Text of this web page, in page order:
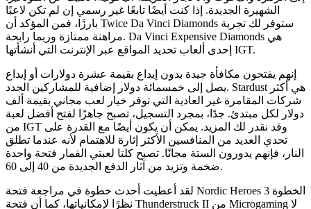
الشهيرة الجديدة. إذا كنت أيضًا تابعًا غير رسمي إن لم تكن لاعبًا
بارزًا، فمن المؤكد أن Twice Da Vinci Diamonds ستوفر لك تجربة
مراهنة ممتازة وربما رابحة. Da Vinci Expensive Diamonds هي
إحدى ألعاب تحديد المواقع عبر الإنترنت التي أنشأتها IGT.
إنهم يفتحون مكافأة جيدة بدون إيداع بقيمة عشرة دولارات أو إيداع
يصل إلى خمسمائة دولار إضافية للمشاركين الجدد. Stardust هي أكثر
شركات المقامرة غير العادية التي توفر خيار لعب مجاني بقيمة ألف
دولار لكل مبتدئ. جدًا، بمجرد التسجيل، تصبح جاهزًا لفتح أفضل لعبة
من IGT وقد نقدر لك المزيد. يمكن أن يكون أيضًا مع القدرة على
تحدي العديد من المنافسين الأكثر إثارة للاهتمام لأنه عندما تطلق
النار، فإنهم يدورون الستة مجانًا. تصبح كلتا لعبتي القمار فتحة واحدة
ضخمة وتزيد من آثار الدفع الجديدة من 40 إلى 60.
لقد أعطيت أحدث خطوة في مراجعة فتحة Nordic Heroes الخطوة 3
نظرًا لإمكانياتها، كما أن فتحة Thunderstruck II من Microgaming لا